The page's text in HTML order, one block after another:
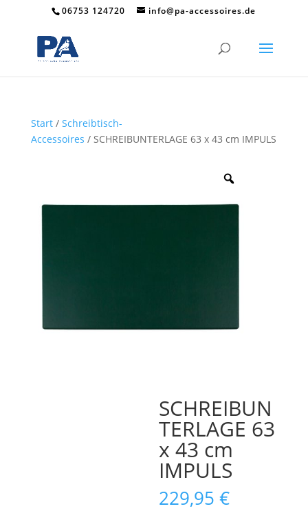
06753 124720 info@pa-accessoires.de
Start/ Schreibtisch-
Accessoires / SCHREIBUNTERLAGE 63 x 43 cm IMPULS
SCHREIBUN
TERLAGE 63
x 43 cm
IMPULS
229,95€